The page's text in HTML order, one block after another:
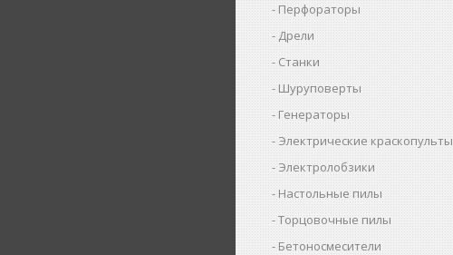
Перфораторы
Дрели
Станки
Шуруповерты
Генераторы
Электрические краскопульты
Электролобзики
Настольные пилы
Торцовочные пилы
Бетоносмесители